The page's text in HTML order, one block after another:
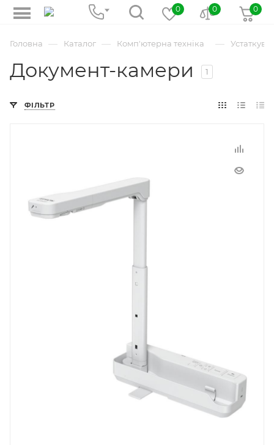
0
0 0
Головна — Каталог — Комп'ютерна техніка —
Документ-камери 1
ФІЛЬТР